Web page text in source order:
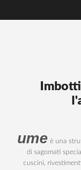
ume è una
di sagomati
cuscini,